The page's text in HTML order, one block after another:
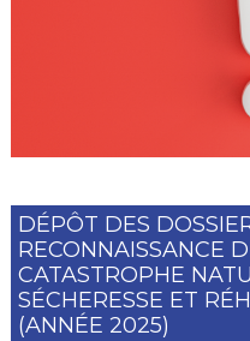
DÉPÔT DES
RECONNAISSANCE
CATASTROPHE
SÉCHERESSE ET
(ANNÉE 2025)